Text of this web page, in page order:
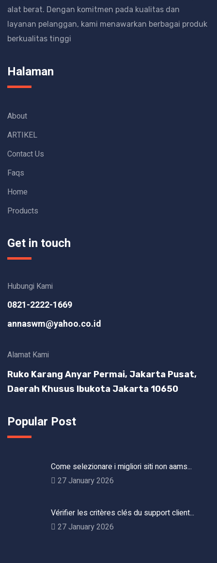
alat berat. Dengan komitmen pada kualitas dan
layanan pelanggan, kami menawarkan berbagai produk
berkualitas tinggi
Halaman
About
ARTIKEL
Contact Us
Faqs
Home
Products
Get in touch
Hubungi Kami
0821-2222-1669
annaswm@yahoo.co.id
Alamat Kami
Ruko Karang Anyar Permai, Jakarta Pusat,
Daerah Khusus Ibukota Jakarta 10650
Popular Post
Come selezionare i migliori siti non aams...
27 January 2026
Vérifier les critères clés du support client...
27 January 2026